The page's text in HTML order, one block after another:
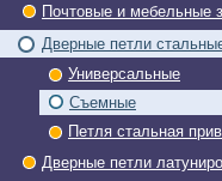
Почтовые и мебельные
Дверные петли
Универсальные
Съемные
Петля стальная
Дверные петли